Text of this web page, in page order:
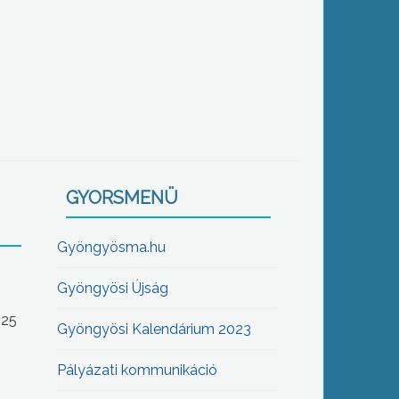
GYORSMENÜ
Gyöngyösma.hu
Gyöngyösi Újság
Gyöngyösi Kalendárium 2023
Pályázati kommunikáció